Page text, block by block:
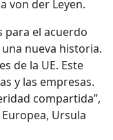
von der Leyen.
para el acuerdo
nueva historia.
de la UE. Este
y las empresas.
compartida”,
Ursula